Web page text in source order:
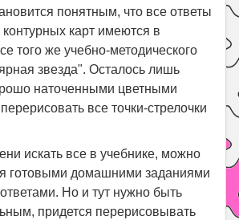
понятным, что все ответы
карт имеются в
того же учебно-методического
звезда". Осталось лишь
наточенными цветными
все точки-стрелочки
искать все в учебнике, можно
готовыми домашними заданиями
Но и тут нужно быть
придется перерисовывать